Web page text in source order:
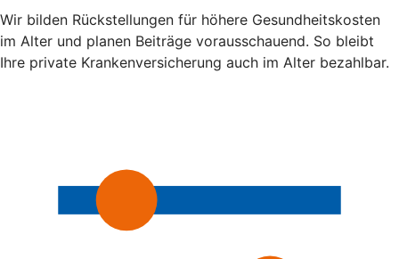
Wir bilden Rückstellungen für höhere Gesundheitskosten
im Alter und planen Beiträge vorausschauend. So bleibt
Ihre private Krankenversicherung auch im Alter bezahlbar.